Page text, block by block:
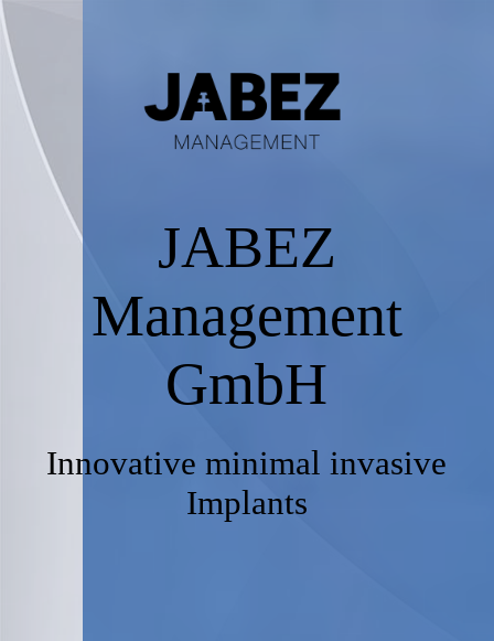
JABEZ
Management
GmbH
Innovative minimal invasive
Implants
Product
Media Library